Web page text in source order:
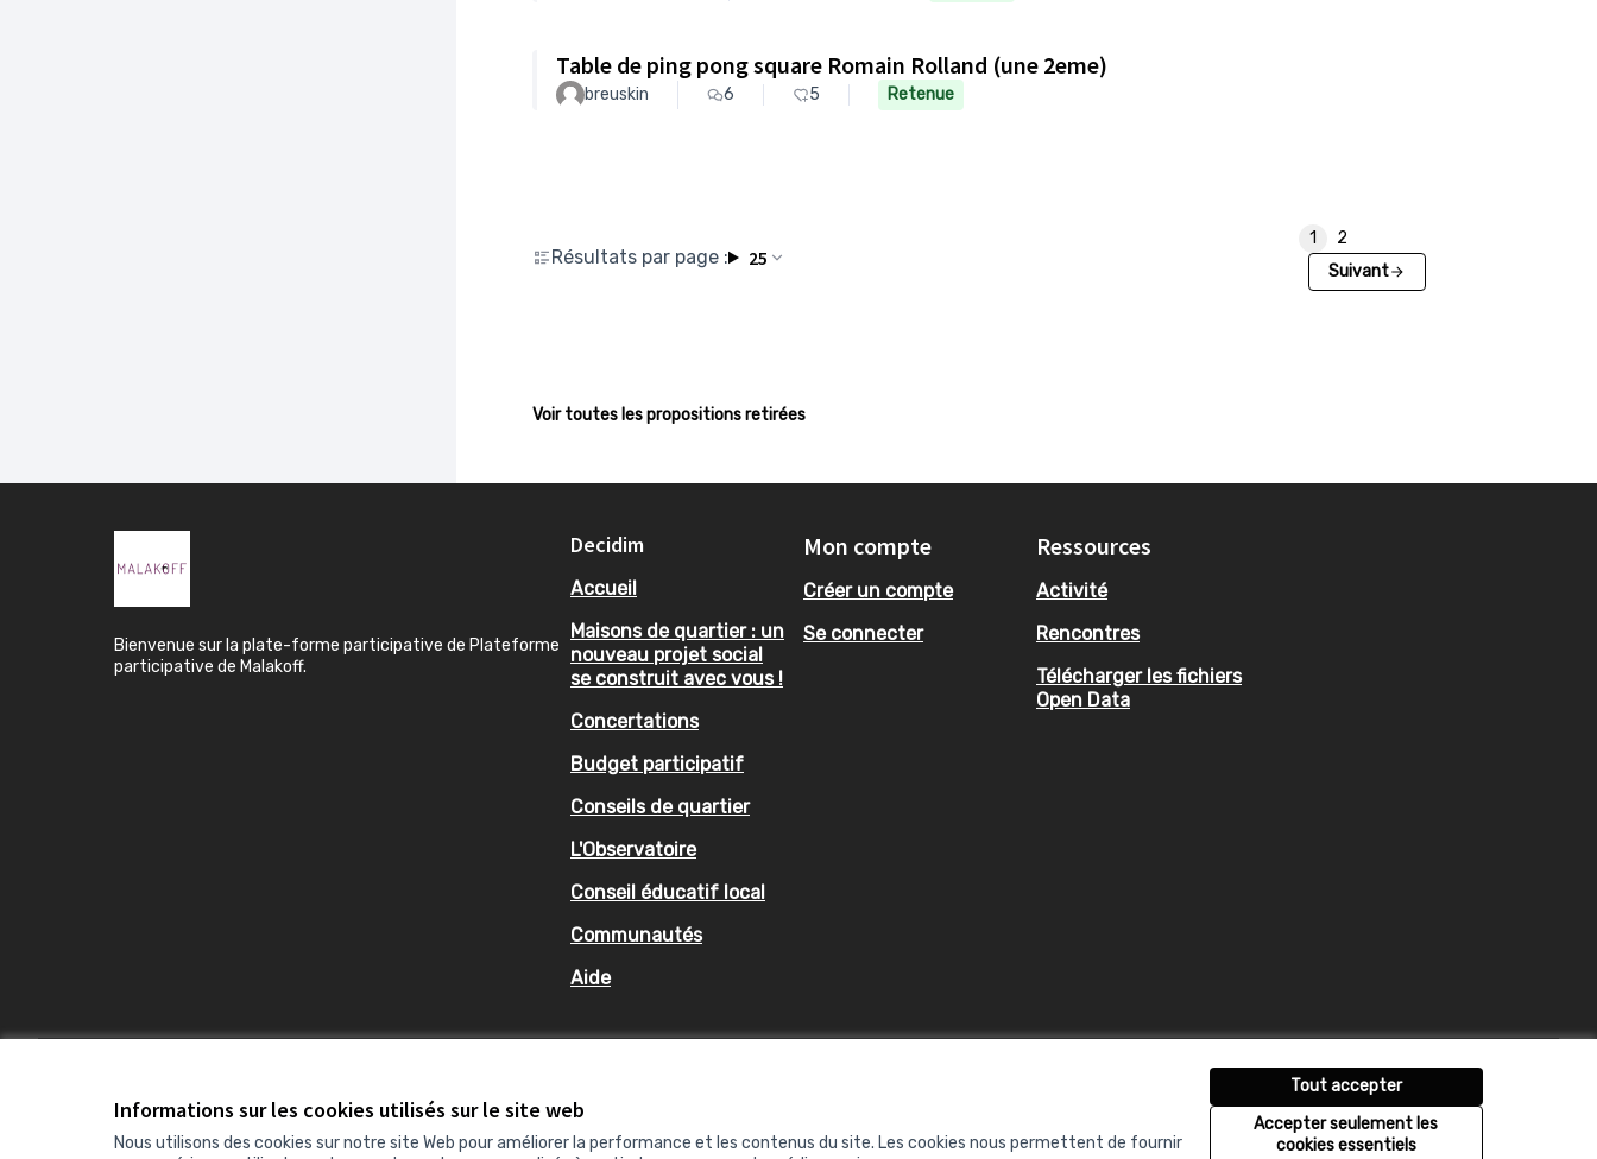
Informations sur les cookies utilisés sur le site web
Nous utilisons des cookies sur notre site Web pour améliorer la performance et les contenus du site. Les cookies nous permettent de fournir
Tout accepter
Accepter seulement les
cookies essentiels
Table de ping pong square Romain Rolland (une 2eme)
breuskin 6 5 Retenue
Résultats par page : 25
1
2
Suivant
Voir toutes les propositions retirées
Bienvenue sur la plate-forme participative de Plateforme
participative de Malakoff.
Decidim
Accueil
Maisons de quartier : un
nouveau projet social
se construit avec vous !
Concertations
Budget participatif
Conseils de quartier
L'Observatoire
Conseil éducatif local
Communautés
Aide
Mon compte
Créer un compte
Se connecter
Ressources
Activité
Rencontres
Télécharger les fichiers
Open Data